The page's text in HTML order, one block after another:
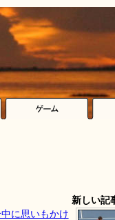
新しい記
に思いもかけ